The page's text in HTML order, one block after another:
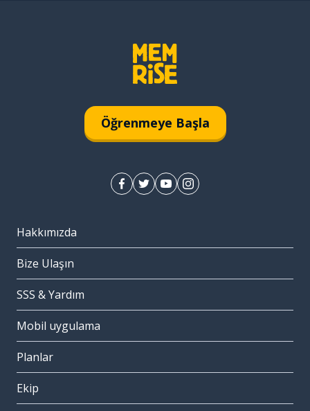
Öğrenmeye Başla
Hakkımızda
Bize Ulaşın
SSS & Yardım
Mobil uygulama
Planlar
Ekip